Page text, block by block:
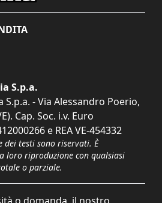
S.p.a.
- Via Alessandro Poerio,
Cap. Soc. i.v. Euro
e REA VE-454332
testi sono riservati. È
loro riproduzione con qualsiasi
o parziale.
o domanda, il nostro